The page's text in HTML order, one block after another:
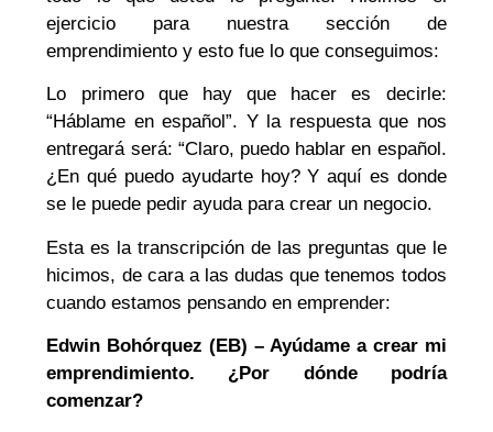
ejercicio para nuestra sección de
emprendimiento y esto fue lo que conseguimos:
Lo primero que hay que hacer es decirle:
“Háblame en español”. Y la respuesta que nos
entregará será: “Claro, puedo hablar en español.
¿En qué puedo ayudarte hoy? Y aquí es donde
se le puede pedir ayuda para crear un negocio.
Esta es la transcripción de las preguntas que le
hicimos, de cara a las dudas que tenemos todos
cuando estamos pensando en emprender:
Edwin Bohórquez (EB) – Ayúdame a crear mi
emprendimiento. ¿Por dónde podría
comenzar?